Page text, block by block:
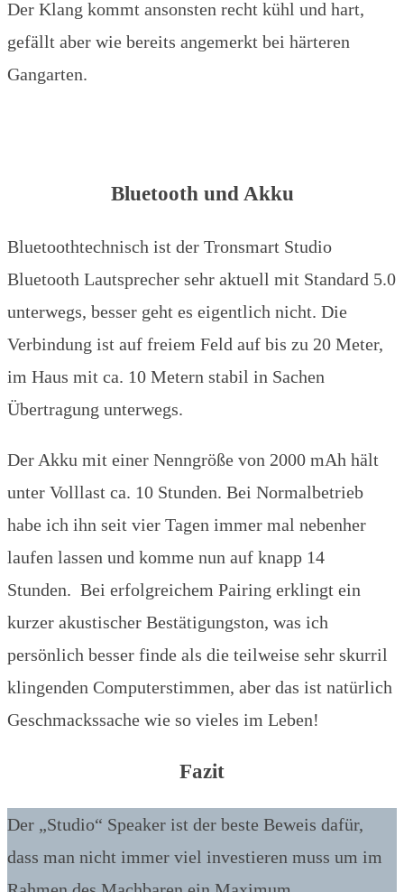
Der Klang kommt ansonsten recht kühl und hart,
gefällt aber wie bereits angemerkt bei härteren
Gangarten.
Bluetooth und Akku
Bluetoothtechnisch ist der Tronsmart Studio
Bluetooth Lautsprecher sehr aktuell mit Standard 5.0
unterwegs, besser geht es eigentlich nicht. Die
Verbindung ist auf freiem Feld auf bis zu 20 Meter,
im Haus mit ca. 10 Metern stabil in Sachen
Übertragung unterwegs.
Der Akku mit einer Nenngröße von 2000 mAh hält
unter Volllast ca. 10 Stunden. Bei Normalbetrieb
habe ich ihn seit vier Tagen immer mal nebenher
laufen lassen und komme nun auf knapp 14
Stunden. Bei erfolgreichem Pairing erklingt ein
kurzer akustischer Bestätigungston, was ich
persönlich besser finde als die teilweise sehr skurril
klingenden Computerstimmen, aber das ist natürlich
Geschmackssache wie so vieles im Leben!
Fazit
Der „Studio“ Speaker ist der beste Beweis dafür,
dass man nicht immer viel investieren muss um im